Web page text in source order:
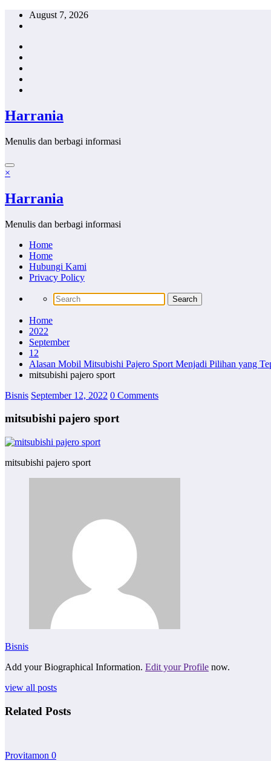
Skip
August 7, 2026
Harrania
Menulis dan berbagi informasi
×
Harrania
Menulis dan berbagi informasi
Home
Home
Hubungi Kami
Privacy Policy
Home
2022
September
12
Alasan Mobil Mitsubishi Pajero Sport Menjadi Pilihan yang
mitsubishi pajero sport
Bisnis September 12, 2022 0 Comments
mitsubishi pajero sport
mitsubishi pajero sport
Bisnis
Add your Biographical Information. Edit your Profile now.
view all posts
Related Posts
Provitamon 0